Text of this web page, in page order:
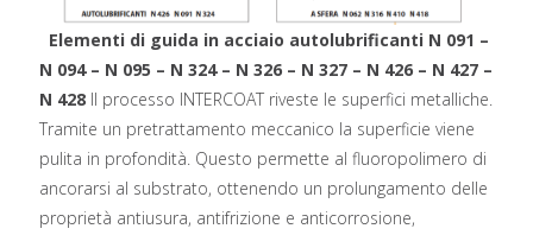
Elementi di guida in acciaio autolubrificanti N 091 –
N 094 – N 095 – N 324 – N 326 – N 327 – N 426 – N 427 –
N 428Il processo INTERCOAT riveste le superfici metalliche.
Tramite un pretrattamento meccanico la superficie viene
pulita in profondità. Questo permette al fluoropolimero di
ancorarsi al substrato, ottenendo un prolungamento delle
proprietà antiusura, antifrizione e anticorrosione,